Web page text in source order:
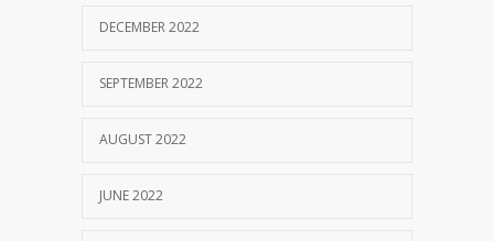
DECEMBER 2022
SEPTEMBER 2022
AUGUST 2022
JUNE 2022